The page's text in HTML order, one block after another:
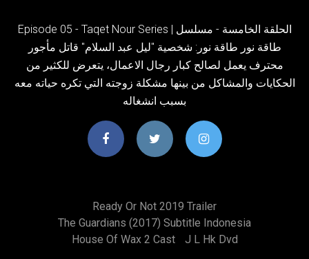
Episode 05 - Taqet Nour Series | الحلقة الخامسة - مسلسل
طاقة نور طاقة نور: شخصية "ليل عبد السلام" قاتل مأجور
محترف يعمل لصالح كبار رجال الاعمال، يتعرض للكثير من
الحكايات والمشاكل من بينها مشكلة زوجته التي تكره حياته معه
بسبب انشغاله
Ready Or Not 2019 Trailer
The Guardians (2017) Subtitle Indonesia
House Of Wax 2 Cast
J L Hk Dvd